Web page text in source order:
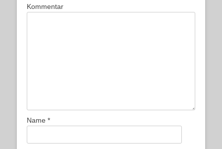
Kommentar
Name *